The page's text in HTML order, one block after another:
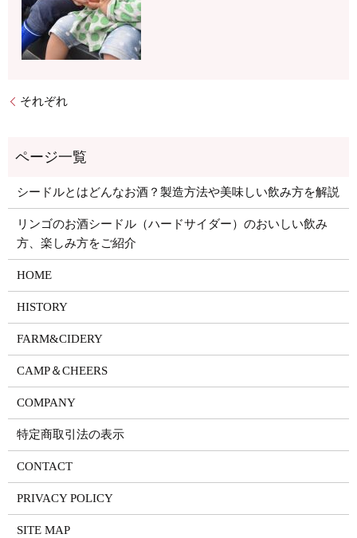
それぞれ
シードルとはどんなお酒？製造方法や美味しい飲み方を解説
リンゴのお酒シードル（ハードサイダー）のおいしい飲み
方、楽しみ方をご紹介
HOME
HISTORY
FARM&CIDERY
CAMP＆CHEERS
COMPANY
特定商取引法の表示
CONTACT
PRIVACY POLICY
SITE MAP